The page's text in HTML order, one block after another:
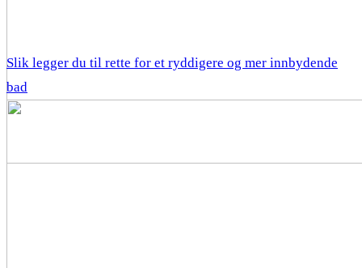
Slik legger du til rette for et ryddigere og mer innbydende
bad